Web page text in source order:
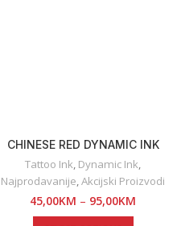
CHINESE RED DYNAMIC INK
Tattoo Ink Dynamic Ink
Najprodavanije Akcijski Proizvodi
45,00KM – 95,00KM